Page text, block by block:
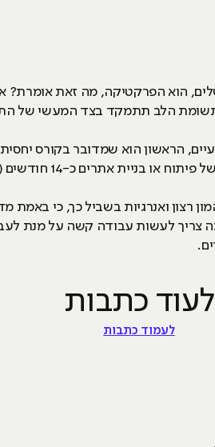
הוא הפרקטיקה, מה זאת
תשומת הלב תתמקד בצד המעשי של
הראשון הוא שמדובר בקורס
14 חודשים (במתכונת ערב!) לכל היותר.
רצון ואנרגיות בשביל כך, כי באמת
צריך לעשות עבודה קשה על מנת
לעוד כתבות
לעמוד כתבות